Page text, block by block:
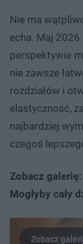
Nie ma
echa. Maj 2026
perspektywie
nie zawsze
rozdziałów i
elastyczność,
najbardziej
czegoś
Zobacz
Mogłyby cały